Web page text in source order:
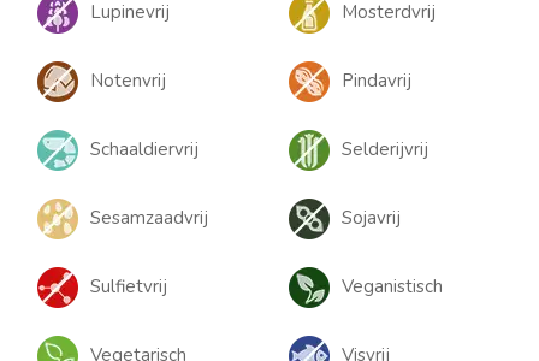
Lupinevrij Mosterdvrij
Notenvrij Pindavrij
Schaaldiervrij Selderijvrij
Sesamzaadvrij Sojavrij
Sulfietvrij Veganistisch
Vegetarisch Visvrij